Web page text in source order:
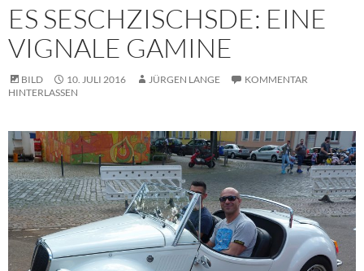
ES SESCHZISCHSDE: EINE
VIGNALE GAMINE
BILD 10. JULI 2016 JÜRGEN LANGE
KOMMENTAR
HINTERLASSEN